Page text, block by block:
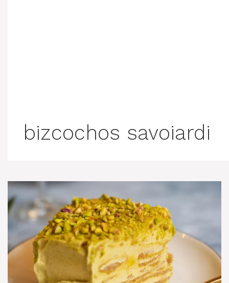
bizcochos savoiardi